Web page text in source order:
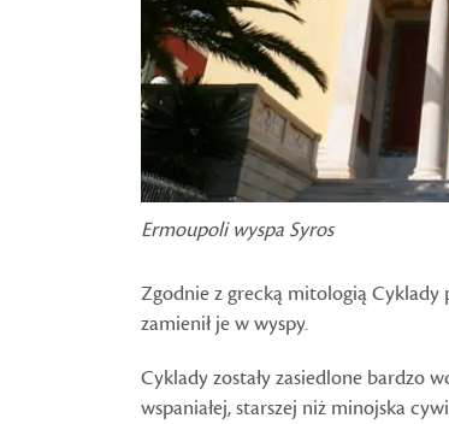
Ermoupoli wyspa Syros
Zgodnie z grecką mitologią Cyklady
zamienił je w wyspy.
Cyklady zostały zasiedlone bardzo
wspaniałej, starszej niż minojska